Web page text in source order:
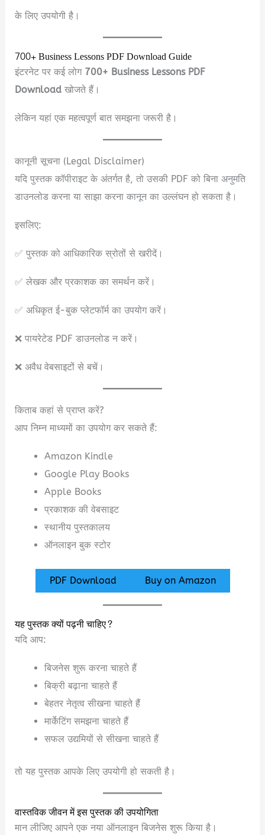
के लिए उपयोगी है।
700+ Business Lessons PDF Download Guide
इंटरनेट पर कई लोग 700+ Business Lessons PDF
Download खोजते हैं।
लेकिन यहां एक महत्वपूर्ण बात समझना जरूरी है।
कानूनी सूचना (Legal Disclaimer)
यदि पुस्तक कॉपीराइट के अंतर्गत है, तो उसकी PDF को बिना अनुमति
डाउनलोड करना या साझा करना कानून का उल्लंघन हो सकता है।
इसलिए:
✅ पुस्तक को आधिकारिक स्रोतों से खरीदें।
✅ लेखक और प्रकाशक का समर्थन करें।
✅ अधिकृत ई-बुक प्लेटफॉर्म का उपयोग करें।
❌ पायरेटेड PDF डाउनलोड न करें।
❌ अवैध वेबसाइटों से बचें।
किताब कहां से प्राप्त करें?
आप निम्न माध्यमों का उपयोग कर सकते हैं:
Amazon Kindle
Google Play Books
Apple Books
प्रकाशक की वेबसाइट
स्थानीय पुस्तकालय
ऑनलाइन बुक स्टोर
PDF Download Buy on Amazon
यह पुस्तक क्यों पढ़नी चाहिए?
यदि आप:
बिजनेस शुरू करना चाहते हैं
बिक्री बढ़ाना चाहते हैं
बेहतर नेतृत्व सीखना चाहते हैं
मार्केटिंग समझना चाहते हैं
सफल उद्यमियों से सीखना चाहते हैं
तो यह पुस्तक आपके लिए उपयोगी हो सकती है।
वास्तविक जीवन में इस पुस्तक की उपयोगिता
मान लीजिए आपने एक नया ऑनलाइन बिजनेस शुरू किया है।